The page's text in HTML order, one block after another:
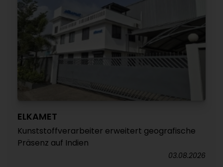
ELKAMET
Kunststoffverarbeiter erweitert geografische
Präsenz auf Indien
03.08.2026